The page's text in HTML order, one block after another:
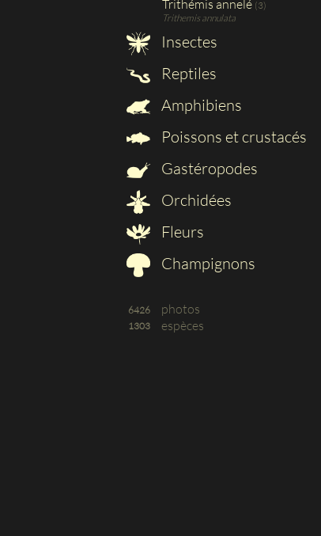
Trithémis annelé (3)
Trithemis annulata
Insectes
Reptiles
Amphibiens
Poissons et crustacés
Gastéropodes
Orchidées
Fleurs
Champignons
6426 photos
1303 espèces